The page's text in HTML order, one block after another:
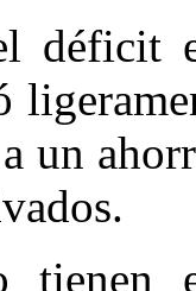
déficit
un
tienen